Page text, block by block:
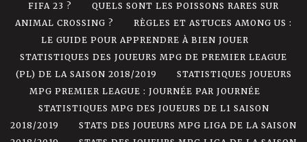
FIFA 23 ?
QUELS SONT LES POISSONS RARES SUR
ANIMAL CROSSING ?
RÈGLES ET ASTUCES AMONG US :
LE GUIDE POUR APPRENDRE À BIEN JOUER
STATISTIQUES DES JOUEURS MPG DE PREMIER LEAGUE
(PL) DE LA SAISON 2018/2019
STATISTIQUES JOUEURS
MPG PREMIER LEAGUE : JOURNÉE PAR JOURNÉE
STATISTIQUES MPG DES JOUEURS DE L1 SAISON
2018/2019
STATS DES JOUEURS MPG LIGA DE LA SAISON